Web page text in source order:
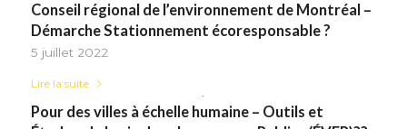
Conseil régional de l’environnement de Montréal –
Démarche Stationnement écoresponsable ?
5 juillet 2022
Lire la suite
Pour des villes à échelle humaine – Outils et